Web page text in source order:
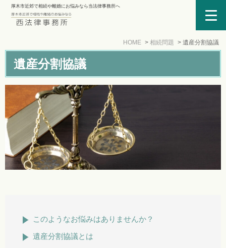
厚木市近郊で相続や離婚にお悩みなら当法律事務所へ
HOME 相続問題 遺産分割協議
遺産分割協議
このようなお悩みはありませんか？
遺産分割協議とは